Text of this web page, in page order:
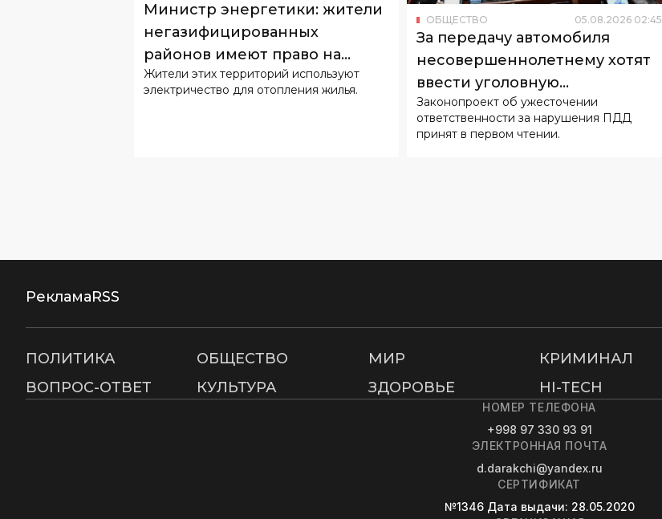
Министр энергетики: жители
негазифицированных
районов имеют право на
льготный тариф
Жители этих территорий используют
электричество для отопления жилья.
ОБЩЕСТВО 05.08.2026 02:45
За передачу автомобиля
несовершеннолетнему хотят
ввести уголовную
ответственность
Законопроект об ужесточении
ответственности за нарушения ПДД
принят в первом чтении.
РекламаRSS
ПОЛИТИКА ОБЩЕСТВО МИР КРИМИНАЛ
ВОПРОС-ОТВЕТ
КУЛЬТУРА ЗДОРОВЬЕ HI-TECH
НОМЕР ТЕЛЕФОНА
+998 97 330 93 91
ЭЛЕКТРОННАЯ ПОЧТА
d.darakchi@yandex.ru
СЕРТИФИКАТ
№1346 Дата выдачи: 28.05.2020